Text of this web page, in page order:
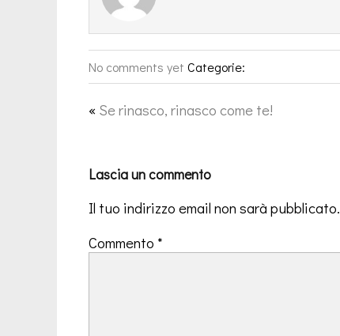
No comments yet Categorie:
« Se rinasco, rinasco come te!
Lascia un commento
Il tuo indirizzo email non sarà pubblicato.
Commento *